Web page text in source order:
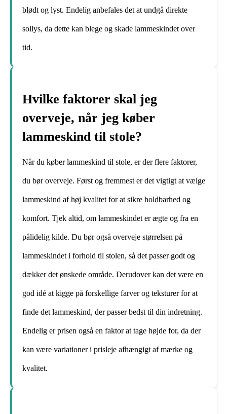
blødt og lyst. Endelig anbefales det at undgå direkte
sollys, da dette kan blege og skade lammeskindet over
tid.
Hvilke faktorer skal jeg
overveje, når jeg køber
lammeskind til stole?
Når du køber lammeskind til stole, er der flere faktorer,
du bør overveje. Først og fremmest er det vigtigt at vælge
lammeskind af høj kvalitet for at sikre holdbarhed og
komfort. Tjek altid, om lammeskindet er ægte og fra en
pålidelig kilde. Du bør også overveje størrelsen på
lammeskindet i forhold til stolen, så det passer godt og
dækker det ønskede område. Derudover kan det være en
god idé at kigge på forskellige farver og teksturer for at
finde det lammeskind, der passer bedst til din indretning.
Endelig er prisen også en faktor at tage højde for, da der
kan være variationer i prisleje afhængigt af mærke og
kvalitet.